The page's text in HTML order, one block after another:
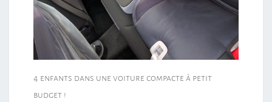
4 enfants dans une voiture compacte à petit
budget !